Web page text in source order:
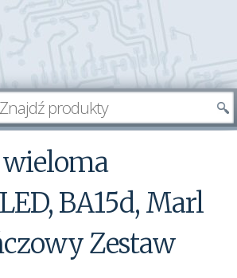
BA15d, Marl
Zestaw